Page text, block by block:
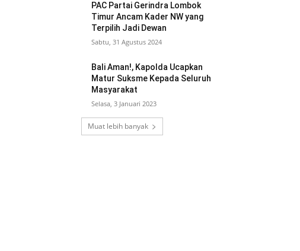
PAC Partai Gerindra Lombok
Timur Ancam Kader NW yang
Terpilih Jadi Dewan
Sabtu, 31 Agustus 2024
Bali Aman!, Kapolda Ucapkan
Matur Suksme Kepada Seluruh
Masyarakat
Selasa, 3 Januari 2023
Muat lebih banyak